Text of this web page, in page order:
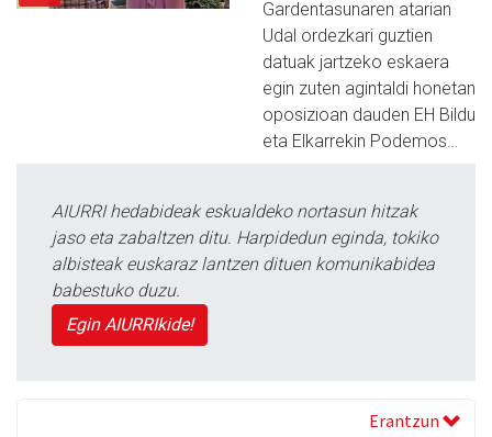
Gardentasunaren atarian
Udal ordezkari guztien
datuak jartzeko eskaera
egin zuten agintaldi honetan
oposizioan dauden EH Bildu
eta Elkarrekin Podemos…
AIURRI hedabideak eskualdeko nortasun hitzak
jaso eta zabaltzen ditu. Harpidedun eginda, tokiko
albisteak euskaraz lantzen dituen komunikabidea
babestuko duzu.
Egin AIURRIkide!
Erantzun